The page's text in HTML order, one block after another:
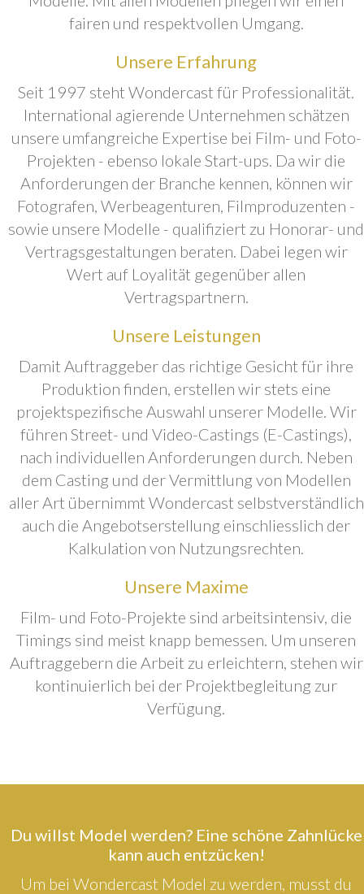
fairen und respektvollen Umgang.
Unsere Erfahrung
Seit 1997 steht Wondercast für Professionalität.
International agierende Unternehmen schätzen
unsere umfangreiche Expertise bei Film- und Foto-
Projekten - ebenso lokale Start-ups. Da wir die
Anforderungen der Branche kennen, können wir
Fotografen, Werbeagenturen, Filmproduzenten -
sowie unsere Modelle - qualifiziert zu Honorar- und
Vertragsgestaltungen beraten. Dabei legen wir
Wert auf Loyalität gegenüber allen
Vertragspartnern.
Unsere Leistungen
Damit Auftraggeber das richtige Gesicht für ihre
Produktion finden, erstellen wir stets eine
projektspezifische Auswahl unserer Modelle. Wir
führen Street- und Video-Castings (E-Castings),
nach individuellen Anforderungen durch. Neben
dem Casting und der Vermittlung von Modellen
aller Art übernimmt Wondercast selbstverständlich
auch die Angebotserstellung einschliesslich der
Kalkulation von Nutzungsrechten.
Unsere Maxime
Film- und Foto-Projekte sind arbeitsintensiv, die
Timings sind meist knapp bemessen. Um unseren
Auftraggebern die Arbeit zu erleichtern, stehen wir
kontinuierlich bei der Projektbegleitung zur
Verfügung.
Du willst Model werden? Eine schöne Zahnlücke
kann auch entzücken!
Um bei Wondercast Model zu werden, musst du